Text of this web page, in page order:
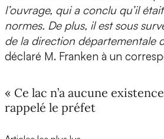
l’ouvrage, qui a conclu qu’il
normes. De plus, il est sous
de la direction départementale
déclaré M. Franken à un
« Ce lac n’a aucune
rappelé le préfet